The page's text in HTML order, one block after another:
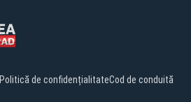
Politică de confidențialitateCod de conduită